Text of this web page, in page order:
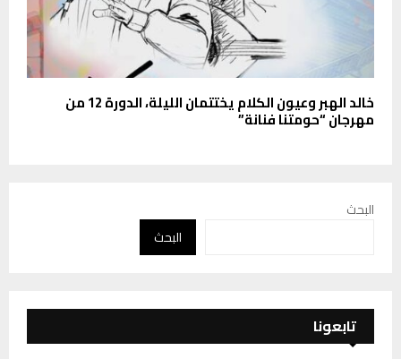
خالد الهبر وعيون الكلام يختتمان الليلة، الدورة 12 من
مهرجان “حومتنا فنانة”
البحث
البحث
تابعونا